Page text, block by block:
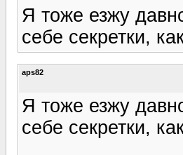
Я тоже езжу
себе секретки,
aps82
Я тоже езжу
себе секретки,